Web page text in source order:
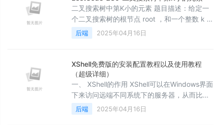
果导致包体积急速膨胀，目前可以想到的解决
方案主要有如下2种： 方案1）远端方案 将
lottie json文件放
二叉搜索树中第K小的元素 题目描述：给定一
个二叉搜索树的根节点 root ，和一个整数 k ，
请你设计一个算法查找其中第 k 个最小元素
（从 1 开始计数）。 示例说明请见LeetCode
权归领扣网络所有。商业转载请联系
后端 2025年04月16日
XShell免费版的安装配置教程以及使用教程
（超级详细）
一、 XShell的作用 XShell可以在Windows界面
下来访问远端不同系统下的服务器，从而比较
好的达到远程控制终端的目的。它支持
RLOGIN、SFTP、SERIAL、TELNET、SSH2
后端 2025年04月16日